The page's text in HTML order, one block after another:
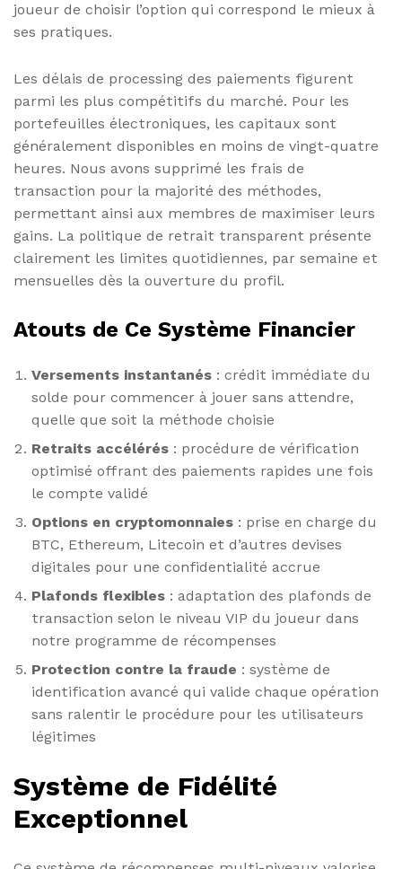
joueur de choisir l’option qui correspond le mieux à
ses pratiques.
Les délais de processing des paiements figurent
parmi les plus compétitifs du marché. Pour les
portefeuilles électroniques, les capitaux sont
généralement disponibles en moins de vingt-quatre
heures. Nous avons supprimé les frais de
transaction pour la majorité des méthodes,
permettant ainsi aux membres de maximiser leurs
gains. La politique de retrait transparent présente
clairement les limites quotidiennes, par semaine et
mensuelles dès la ouverture du profil.
Atouts de Ce Système Financier
Versements instantanés : crédit immédiate du
solde pour commencer à jouer sans attendre,
quelle que soit la méthode choisie
Retraits accélérés : procédure de vérification
optimisé offrant des paiements rapides une fois
le compte validé
Options en cryptomonnaies : prise en charge du
BTC, Ethereum, Litecoin et d’autres devises
digitales pour une confidentialité accrue
Plafonds flexibles : adaptation des plafonds de
transaction selon le niveau VIP du joueur dans
notre programme de récompenses
Protection contre la fraude : système de
identification avancé qui valide chaque opération
sans ralentir le procédure pour les utilisateurs
légitimes
Système de Fidélité
Exceptionnel